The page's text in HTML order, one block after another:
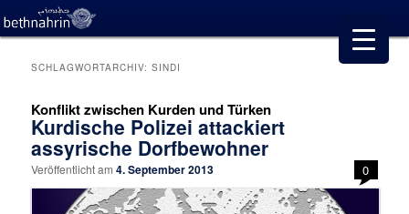
SCHLAGWORTARCHIV:SINDI
Konflikt zwischen Kurden und Türken
Kurdische Polizei attackiert
assyrische Dorfbewohner
Veröffentlicht am4. September 2013 0